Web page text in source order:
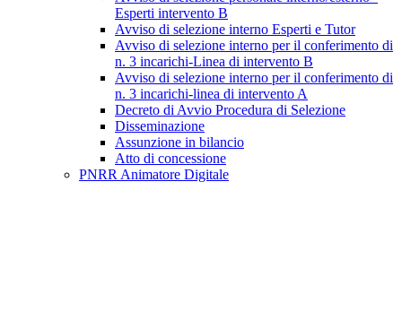
Esperti intervento B
Avviso di selezione interno Esperti e Tutor
Avviso di selezione interno per il conferimento di
n. 3 incarichi-Linea di intervento B
Avviso di selezione interno per il conferimento di
n. 3 incarichi-linea di intervento A
Decreto di Avvio Procedura di Selezione
Disseminazione
Assunzione in bilancio
Atto di concessione
PNRR Animatore Digitale